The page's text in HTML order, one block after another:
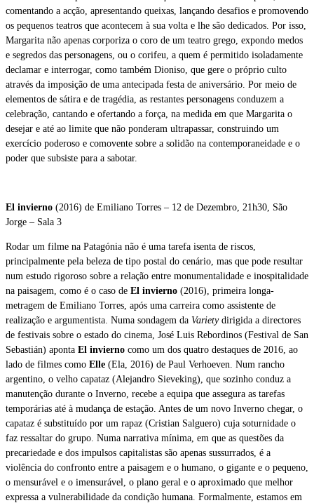
comentando a acção, apresentando queixas, lançando desafios e promovendo
os pequenos teatros que acontecem à sua volta e lhe são dedicados. Por isso,
Margarita não apenas corporiza o coro de um teatro grego, expondo medos
e segredos das personagens, ou o corifeu, a quem é permitido isoladamente
declamar e interrogar, como também Dioniso, que gere o próprio culto
através da imposição de uma antecipada festa de aniversário. Por meio de
elementos de sátira e de tragédia, as restantes personagens conduzem a
celebração, cantando e ofertando a força, na medida em que Margarita o
desejar e até ao limite que não ponderam ultrapassar, construindo um
exercício poderoso e comovente sobre a solidão na contemporaneidade e o
poder que subsiste para a sabotar.
El invierno (2016) de Emiliano Torres – 12 de Dezembro, 21h30, São
Jorge – Sala 3
Rodar um filme na Patagónia não é uma tarefa isenta de riscos,
principalmente pela beleza de tipo postal do cenário, mas que pode resultar
num estudo rigoroso sobre a relação entre monumentalidade e inospitalidade
na paisagem, como é o caso de El invierno (2016), primeira longa-
metragem de Emiliano Torres, após uma carreira como assistente de
realização e argumentista. Numa sondagem da Varietydirigida a directores
de festivais sobre o estado do cinema, José Luis Rebordinos (Festival de San
Sebastián) aponta El invierno como um dos quatro destaques de 2016, ao
lado de filmes como Elle (Ela, 2016) de Paul Verhoeven. Num rancho
argentino, o velho capataz (Alejandro Sieveking), que sozinho conduz a
manutenção durante o Inverno, recebe a equipa que assegura as tarefas
temporárias até à mudança de estação. Antes de um novo Inverno chegar, o
capataz é substituído por um rapaz (Cristian Salguero) cuja soturnidade o
faz ressaltar do grupo. Numa narrativa mínima, em que as questões da
precariedade e dos impulsos capitalistas são apenas sussurrados, é a
violência do confronto entre a paisagem e o humano, o gigante e o pequeno,
o mensurável e o imensurável, o plano geral e o aproximado que melhor
expressa a vulnerabilidade da condição humana. Formalmente, estamos em